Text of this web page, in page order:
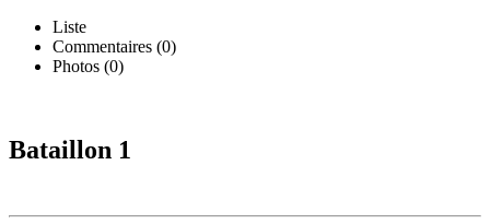
Liste
Commentaires (0)
Photos (0)
Bataillon 1